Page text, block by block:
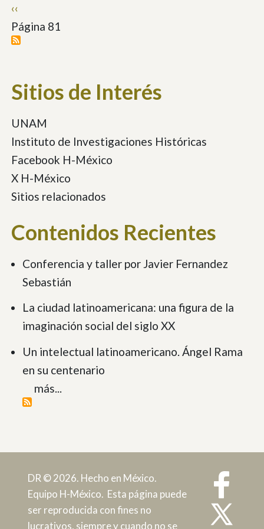
Paginación
Página
anterior
‹‹
Página 81
Sitios de Interés
UNAM
Instituto de Investigaciones Históricas
Facebook H-México
X H-México
Sitios relacionados
Contenidos Recientes
Conferencia y taller por Javier Fernandez
Sebastián
La ciudad latinoamericana: una figura de la
imaginación social del siglo XX
Un intelectual latinoamericano. Ángel Rama
en su centenario
más...
DR © 2026. Hecho en México.
Equipo H-México. Esta página puede
ser reproducida con fines no
lucrativos, siempre y cuando no se